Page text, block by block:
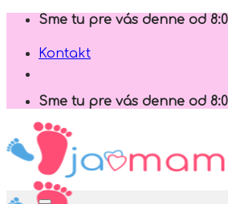
Skip
content
Sme tu pre vás denne od
Kontakt
Sme tu pre vás denne od